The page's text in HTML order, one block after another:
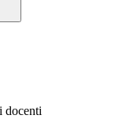
docenti